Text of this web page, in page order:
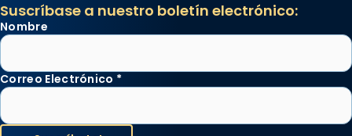
Suscríbase a nuestro boletín electrónico:
Nombre
Correo Electrónico *